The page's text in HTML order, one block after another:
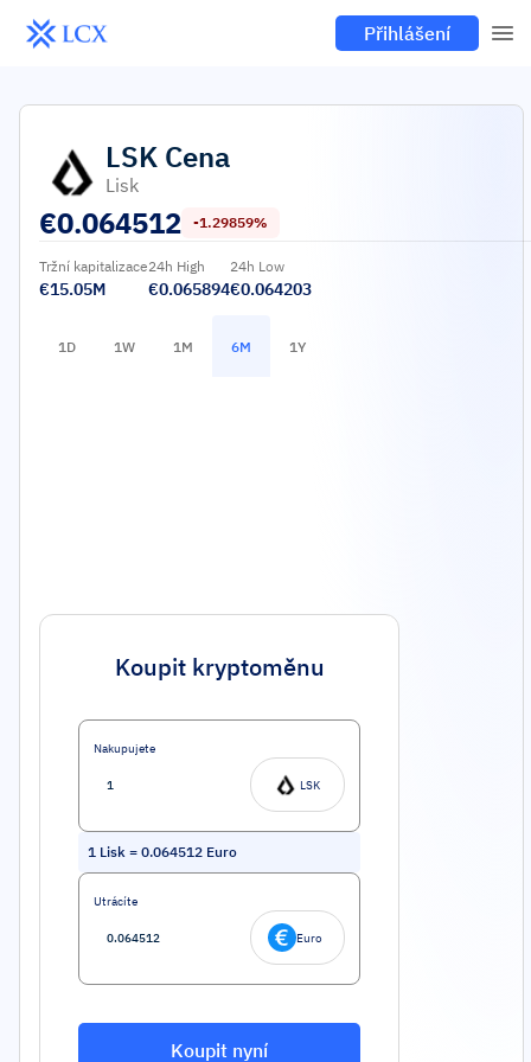
Přihlášení
LSK Cena
Lisk
€0.064512 -1.29859%
Tržní kapitalizace
€15.05M
24h High
€0.065894
24h Low
€0.064203
1D 1W 1M 6M 1Y
Koupit kryptoměnu
Nakupujete
LSK
1 Lisk = 0.064512 Euro
Utrácíte
Euro
Koupit nyní